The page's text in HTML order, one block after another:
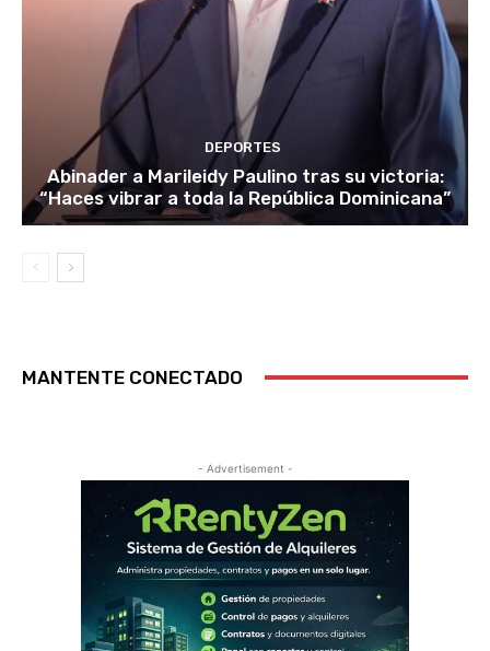
DEPORTES
Abinader a Marileidy Paulino tras su victoria:
“Haces vibrar a toda la República Dominicana”
MANTENTE CONECTADO
- Advertisement -